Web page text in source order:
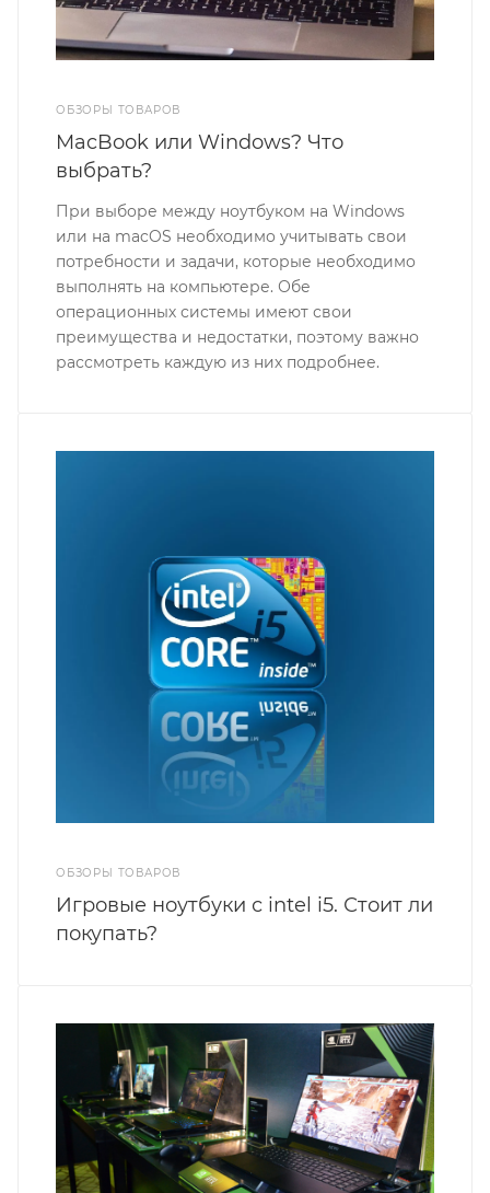
ОБЗОРЫ ТОВАРОВ
MacBook или Windows? Что
выбрать?
При выборе между ноутбуком на Windows
или на macOS необходимо учитывать свои
потребности и задачи, которые необходимо
выполнять на компьютере. Обе
операционных системы имеют свои
преимущества и недостатки, поэтому важно
рассмотреть каждую из них подробнее.
ОБЗОРЫ ТОВАРОВ
Игровые ноутбуки с intel i5. Стоит ли
покупать?